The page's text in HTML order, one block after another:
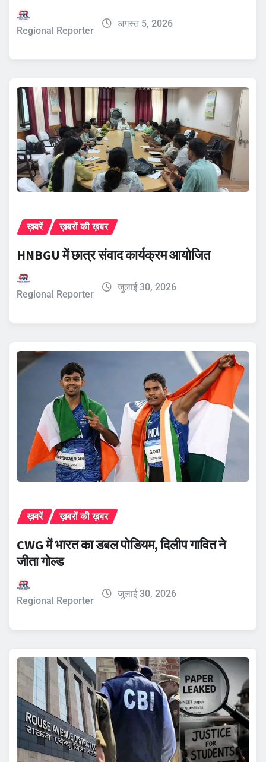
Regional Reporter
अगस्त 5, 2026
ख़बरें ख़बरों की ख़बर
HNBGU में छात्र संवाद कार्यक्रम आयोजित
Regional Reporter
जुलाई 30, 2026
ख़बरें ख़बरों की ख़बर
CWG में भारत का डबल पोडियम, दिलीप गावित ने
जीता गोल्ड
Regional Reporter
जुलाई 30, 2026